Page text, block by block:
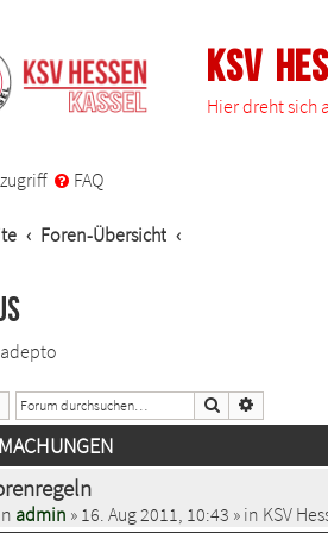
KSV
Hier dreht sich
FAQ
Foren-Übersicht
adepto
Suche
admin » 16. Aug 2011, 10:43 » in KSV